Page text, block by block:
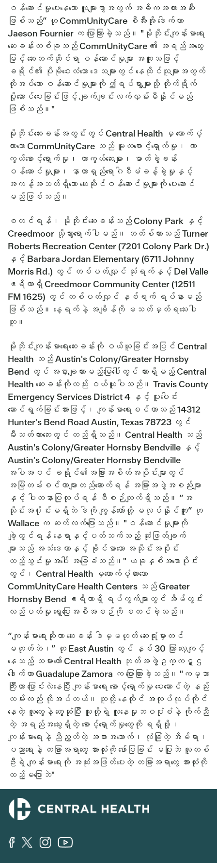
ဝန်ဆောင်မှုပေးနေသော လူများစွာအတွက် အဓိကအတားအဆီး
ဖြစ်သည်” ဟု CommUnityCare စီအီးအို ဒေါက်တာ
Jaeson Fournier က ပြောကြားခဲ့သည်။ "မိုဘိုင်းကျန်းမာရေး
ဆေးခန်းတစ်ခုသည် CommUnityCare ၏ အရည်အသွေး
မြင့် ဆေးဘက်ဆိုင်ရာ ဝန်ဆောင်မှုများ အထူးသဖြင့်
ခရိုင်၏ ပိုမိုဝေးလံသော ဒေသများတွင် နေထိုင်သူများအတွက်
လိုအပ်သော ဝန်ဆောင်မှုများကို ဤရပ်ရွာများသို့ တိုက်ရိုက်
ပို့ဆောင်ပေးခြင်းဖြင့် ချက်ချင်းလက်လှမ်းမီနိုင်မည်
ဖြစ်သည်။"
မိုဘိုင်းဆေးခန်းအတွင်းတွင် Central Health မှ ထောက်ပံ့
ထားသော CommUnityCare သည် မူလစောင့်ရှောက်မှု၊ ကာ
ကွယ်စောင့်ရှောက်မှု၊ ကာကွယ်ဆေးများ၊ ဓာတ်ခွဲခန်း
ဝန်ဆောင်မှုများ၊ နာတာရှည်ရောဂါစီမံခန့်ခွဲမှုနှင့်
အကန့်အသတ်ရှိသော ဆေးဆိုင်ဝန်ဆောင်မှုများကို ပေးဆောင်
မည်ဖြစ်သည်။
စတင်ရန်၊ မိုဘိုင်းဆေးခန်းသည် Colony Park နှင့်
Creedmoor သို့သွားရောက်ပါမည်။ ဘတ်စ်ကားသည် Turner
Roberts Recreation Center (7201 Colony Park Dr.)
နှင့် Barbara Jordan Elementary (6711 Johnny
Morris Rd.) တွင် တစ်ပတ်လျှင် သုံးရက်နှင့် Del Valle
ဧရိယာရှိ Creedmoor Community Center (12511
FM 1625) တွင် တစ်ပတ်လျှင် နှစ်ရက် ရပ်နားမည်
ဖြစ်သည်။ နေ့ရက်နဲ့ အချိန်ကို မသတ်မှတ်ရသေးပါ
ဘူး။
မိုဘိုင်းကျန်းမာရေးဆေးခန်းကို ဝယ်ယူခြင်းအပြင် Central
Health သည် Austin's Colony/Greater Hornsby
Bend တွင် အငှားချထားမည့်မြေပေါ်တွင် ထားရှိမည့် Central
Health ဆေးခန်းကိုလည်း ဝယ်ယူပါသည်။ Travis County
Emergency Services District 4 နှင့် ပူးပေါင်း
ဆောင်ရွက်ခြင်းအားဖြင့်၊ ကျန်းမာရေးစင်တာသည် 14312
Hunter's Bend Road Austin, Texas 78723 တွင်
မီးသတ်ကားဘေးတွင် တည်ရှိသည်။ Central Health သည်
Austin's Colony/Greater Hornsby Bendville နှင့်
Austin's Colony/Greater Hornsby Bendville
အပါအဝင် ခရိုင်၏အခြားအစိတ်အပိုင်းများတွင်
အမြဲတမ်းစင်တာများတည်ဆောက်ရန် အခြားအဖွဲ့အစည်းများ
နှင့် ပါတနာပြုလုပ်ရန် စီစဉ်လျက်ရှိသည်။ “အ
သိုင်းအ၀ိုင်းမရှိဘဲ ဒါကို ကျွန်တော်တို့ မလုပ်နိုင်ဘူး” ဟု
Wallace က ဆက်လက်ပြောသည်။ "ဝန်ဆောင်မှုများကို
ချဲ့ထွင်ရန် နေရာနှင့်ပတ်သက်သည့် ဆုံးဖြတ်ချက်
များသည် အသံဒေတာနှင့် ခိုင်မာသော အသိုင်းအဝိုင်း
ထည့်သွင်းမှုအပေါ် အခြေခံသည်။" ယခုနှစ်အစောပိုင်း
တွင်၊ Central Health မှထောက်ပံ့ထားသော
CommUnityCare Health Centers သည် Greater
Hornsby Bend ဧရိယာရှိ ရပ်ကွက်များတွင် အိမ်တွင်း
လည်ပတ်မှု ရှေ့ပြေးအစီအစဉ်ကို စတင်ခဲ့သည်။
“ကျန်းမာရေးဆိုတာ ဆေးခန်း ဒါမှမဟုတ် ဆေးရုံမှာတင်
မဟုတ်ဘဲ၊” ဟု East Austin တွင် နှစ် 30 ကြာ လေ့ကျင့်
နေသည့် သမားတော် Central Health ဘုတ်အဖွဲ့ဥက္ကဋ္ဌ
ဒေါက်တာ Guadalupe Zamora က ပြောကြားခဲ့သည်။ "ကမ္ဘာ
ကြီးဟာ ပြောင်းလဲနေပြီး ကျန်းမာရေး စောင့်ရှောက်မှု ပေးဆောင်တဲ့ နည်း
လမ်းလည်း လိုအပ်တယ်။ သူတို့ နေထိုင် အလုပ်လုပ်ကိုင်
နေတဲ့ လူတွေနဲ့ တွေ့ဆုံပြီး သူတို့ရဲ့ လူနေမှုဘဝပုံစံနဲ့ ကိုက်ညီ
တဲ့ အရည်အသွေးရှိတဲ့ စောင့်ရှောက်မှုတွေကို ရရှိဖို့၊
ကျန်းမာရေးနဲ့ ညီညွတ်တဲ့ အစားအသောက်၊ လုံခြုံတဲ့ အိမ်ရာ၊
ပညာရေးနဲ့ တခြားအရာတွေ အားလုံးကို ဖော်ပြခြင်း မပြုဘဲ လူတစ်
ဦးရဲ့ ကျန်းမာရေးကို အဆုံးအဖြတ်ပေးတဲ့ တခြားအရာတွေ အားလုံးကို
ထည့်မပြောဘဲ"